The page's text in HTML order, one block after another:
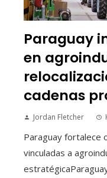
Paraguay
en
cadenas
Jordan Fletcher
Paraguay fortalece
vinculadas a